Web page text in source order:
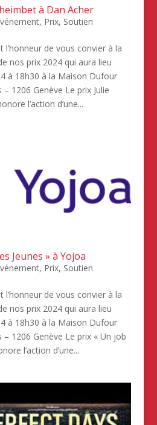
à Dan Acher
, Prix, Soutien
l’honneur de vous convier à la
nos prix 2024 qui aura lieu
à 18h30 à la Maison Dufour
1206 Genève Le prix Julie
l’action d’une...
Jeunes » à Yojoa
, Prix, Soutien
l’honneur de vous convier à la
nos prix 2024 qui aura lieu
à 18h30 à la Maison Dufour
1206 Genève Le prix « Un job
l’action d’une...